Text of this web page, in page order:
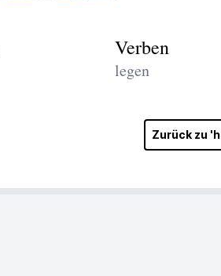
Verben
legen
Zurück zu